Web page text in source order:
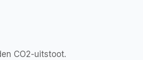
CO2-uitstoot.